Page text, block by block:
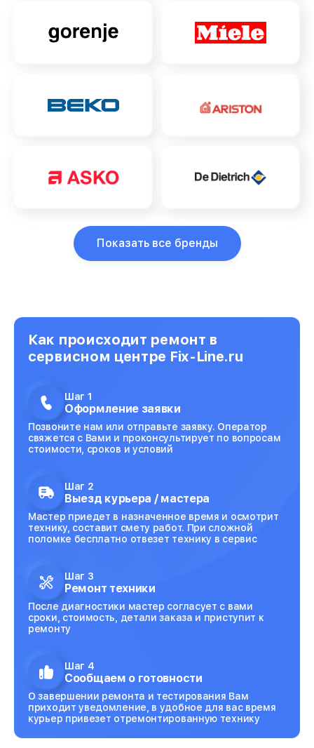
Показать все бренды
Как происходит ремонт в
сервисном центре Fix-Line.ru
Шаг 1
Оформление заявки
Позвоните нам или отправьте заявку. Оператор
свяжется с Вами и проконсультирует по вопросам
стоимости, сроков и условий
Шаг 2
Выезд курьера / мастера
Мастер приедет в назначенное время и осмотрит
технику, составит смету работ. При сложной
поломке бесплатно отвезет технику в сервис
Шаг 3
Ремонт техники
После диагностики мастер согласует с вами
сроки, стоимость, детали заказа и приступит к
ремонту
Шаг 4
Сообщаем о готовности
О завершении ремонта и тестирования Вам
приходит уведомление, в удобное для вас время
курьер привезет отремонтированную технику